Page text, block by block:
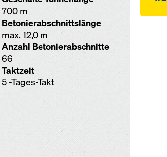
700 m
Betonierabschnittslänge
max. 12,0 m
Anzahl Betonierabschnitte
66
Taktzeit
5 -Tages-Takt